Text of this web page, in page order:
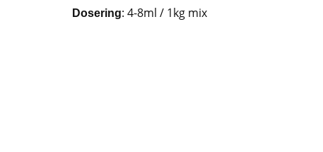
Dosering: 4-8ml / 1kg mix